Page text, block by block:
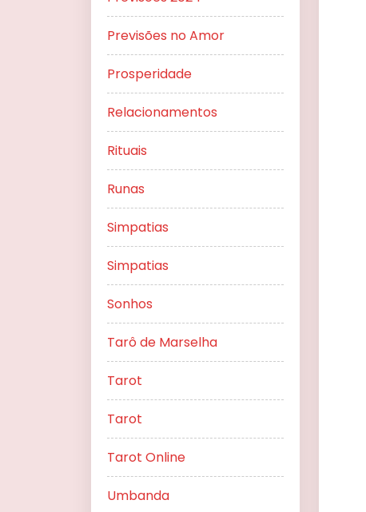
Previsões no Amor
Prosperidade
Relacionamentos
Rituais
Runas
Simpatias
Simpatias
Sonhos
Tarô de Marselha
Tarot
Tarot
Tarot Online
Umbanda